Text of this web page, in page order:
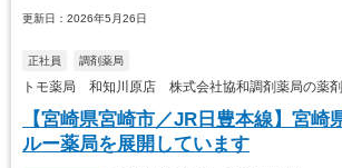
更新日：2026年5月26日
正社員 調剤薬局
トモ薬局 和知川原店 株式会社協和調剤薬局の薬剤
【宮崎県宮崎市／JR日豊本線】宮崎
ルー薬局を展開しています